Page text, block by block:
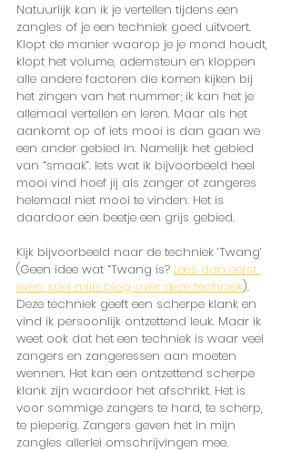
Natuurlijk kan ik je vertellen tijdens een
zangles of je een techniek goed uitvoert.
Klopt de manier waarop je je mond houdt,
klopt het volume, ademsteun en kloppen
alle andere factoren die komen kijken bij
het zingen van het nummer; ik kan het je
allemaal vertellen en leren. Maar als het
aankomt op of iets mooi is dan gaan we
een ander gebied in. Namelijk het gebied
van “smaak”. Iets wat ik bijvoorbeeld heel
mooi vind hoef jij als zanger of zangeres
helemaal niet mooi te vinden. Het is
daardoor een beetje een grijs gebied.
Kijk bijvoorbeeld naar de techniek ‘Twang’
(Geen idee wat “Twang is? Lees dan eerst
even snel mijn blog over deze techniek).
Deze techniek geeft een scherpe klank en
vind ik persoonlijk ontzettend leuk. Maar ik
weet ook dat het een techniek is waar veel
zangers en zangeressen aan moeten
wennen. Het kan een ontzettend scherpe
klank zijn waardoor het afschrikt. Het is
voor sommige zangers te hard, te scherp,
te pieperig. Zangers geven het in mijn
zangles allerlei omschrijvingen mee.